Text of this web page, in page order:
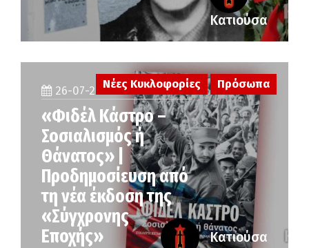
Κατιούσα
26-07-2026
«Φιδέλ Κάστρο –
Σοσιαλισμός ή
Θάνατος» |
Προδημοσίευση από
τη νέα έκδοση της
«Σύγχρονης
Εποχής»
Νέες Κυκλοφορίες Πρόσωπα
Κατιούσα